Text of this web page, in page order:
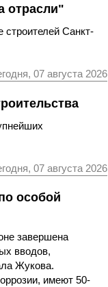
отрасли"
Санкт-
07 августа 2026
07 августа 2026
особой
завершена
вводов,
Жукова.
имеют 50-